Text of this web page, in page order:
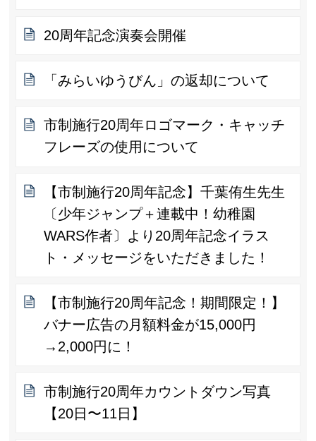
20周年記念演奏会開催
「みらいゆうびん」の返却について
市制施行20周年ロゴマーク・キャッチ
フレーズの使用について
【市制施行20周年記念】千葉侑生先生
〔少年ジャンプ＋連載中！幼稚園
WARS作者〕より20周年記念イラス
ト・メッセージをいただきました！
【市制施行20周年記念！期間限定！】
バナー広告の月額料金が15,000円
→2,000円に！
市制施行20周年カウントダウン写真
【20日〜11日】